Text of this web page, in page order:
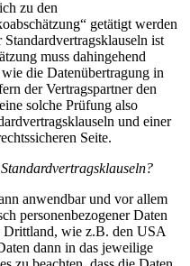
zu den
getätigt werden
ist
muss dahingehend
die Datenübertragung in
der Vertragspartner den
solche Prüfung also
und einer
Seite.
anwendbar und vor allem
personenbezogener Daten
Drittland, wie z.B. den USA
dann in das jeweilige